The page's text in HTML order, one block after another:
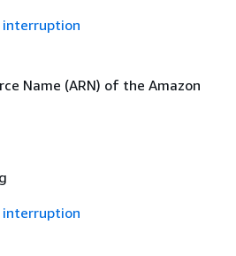
interruption
Name (ARN) of the Amazon
interruption